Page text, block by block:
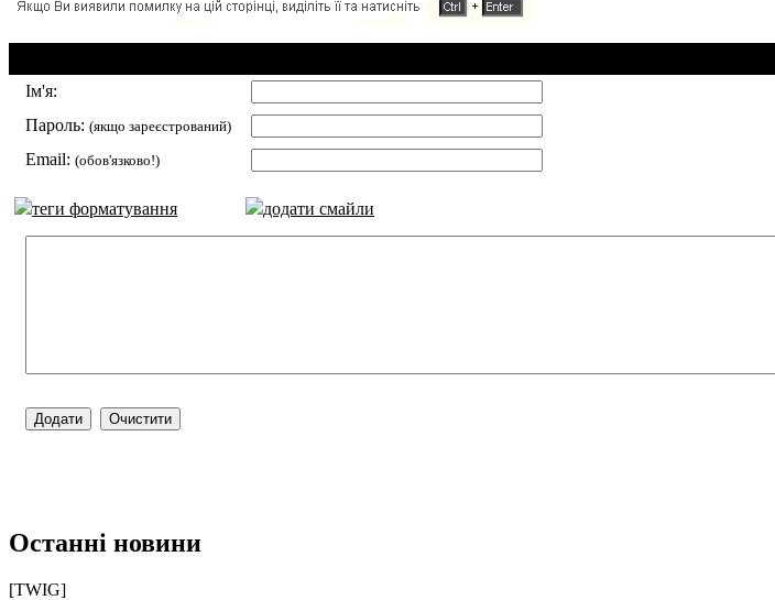
Ім'я:
Пароль: (якщо зареєстрований)
Email: (обов'язково!)
теги форматування додати смайли
Останні новини
[TWIG]